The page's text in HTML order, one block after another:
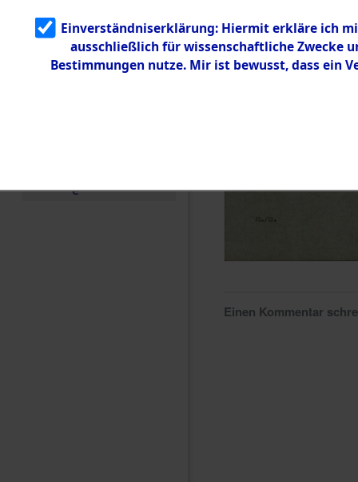
g
5.3.3
Todesmärsch
e
Einen Kommentar
Einverständniserklärung: Hiermit erkläre ich
ausschließlich für wissenschaftliche Zwecke
Bestimmungen nutze. Mir ist bewusst, dass ein